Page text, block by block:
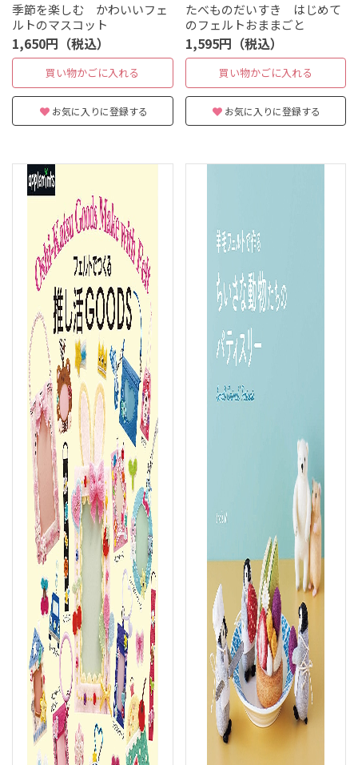
季節を楽しむ かわいいフェ
ルトのマスコット
1,650円（税込）
買い物かごに入れる
お気に入りに登録する
たべものだいすき はじめて
のフェルトおままごと
1,595円（税込）
買い物かごに入れる
お気に入りに登録する